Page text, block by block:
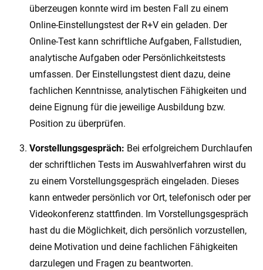
überzeugen konnte wird im besten Fall zu einem
Online-Einstellungstest der R+V ein geladen. Der
Online-Test kann schriftliche Aufgaben, Fallstudien,
analytische Aufgaben oder Persönlichkeitstests
umfassen. Der Einstellungstest dient dazu, deine
fachlichen Kenntnisse, analytischen Fähigkeiten und
deine Eignung für die jeweilige Ausbildung bzw.
Position zu überprüfen.
Vorstellungsgespräch: Bei erfolgreichem Durchlaufen
der schriftlichen Tests im Auswahlverfahren wirst du
zu einem Vorstellungsgespräch eingeladen. Dieses
kann entweder persönlich vor Ort, telefonisch oder per
Videokonferenz stattfinden. Im Vorstellungsgespräch
hast du die Möglichkeit, dich persönlich vorzustellen,
deine Motivation und deine fachlichen Fähigkeiten
darzulegen und Fragen zu beantworten.